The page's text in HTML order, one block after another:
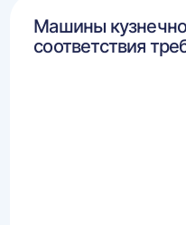
Машины
соответствия